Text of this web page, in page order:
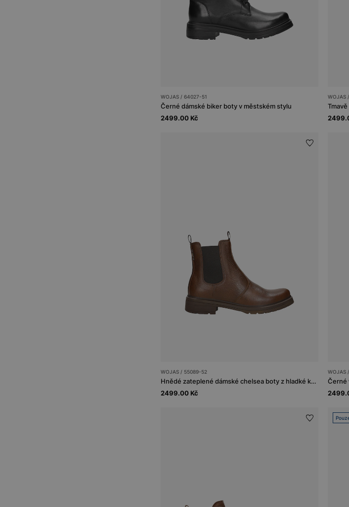
WOJAS / 64027-51
Černé dámské biker boty v městském stylu
2499.00 Kč
WOJAS
WOJAS / 55089-52
Hnědé zateplené dámské chelsea boty z hladké kůže
2499.00 Kč
WOJAS
Černé